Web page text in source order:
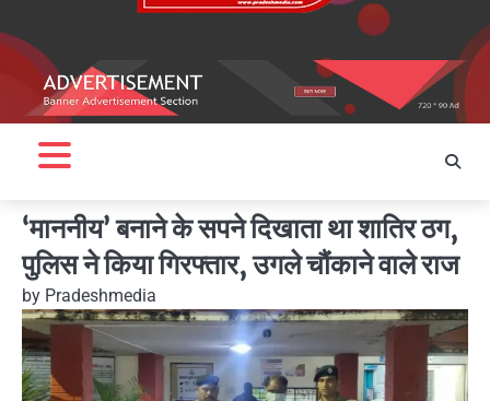
‘माननीय’ बनाने के सपने दिखाता था शातिर ठग,
पुलिस ने किया गिरफ्तार, उगले चौंकाने वाले राज
by Pradeshmedia